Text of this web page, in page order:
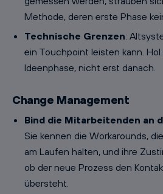
Methode, deren erste Phase
Technische Grenzen:
ein Touchpoint leisten kann. Hol
Ideenphase, nicht erst danach.
Change Management
Bind die Mitarbeitenden an
Sie kennen die Workarounds,
am Laufen halten, und ihre
ob der neue Prozess den
übersteht.